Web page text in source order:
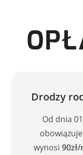
Drodzy
Od dnia
wynosi